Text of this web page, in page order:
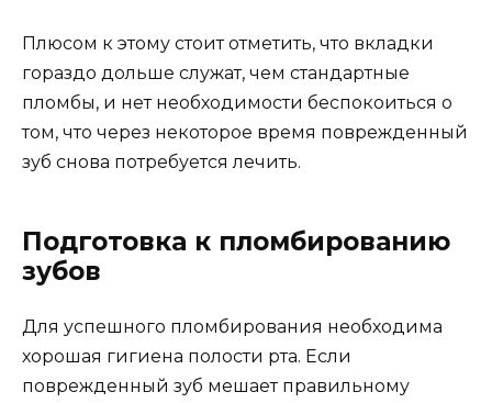
Плюсом к этому стоит отметить, что вкладки
гораздо дольше служат, чем стандартные
пломбы, и нет необходимости беспокоиться о
том, что через некоторое время поврежденный
зуб снова потребуется лечить.
Подготовка к пломбированию
зубов
Для успешного пломбирования необходима
хорошая гигиена полости рта. Если
поврежденный зуб мешает правильному